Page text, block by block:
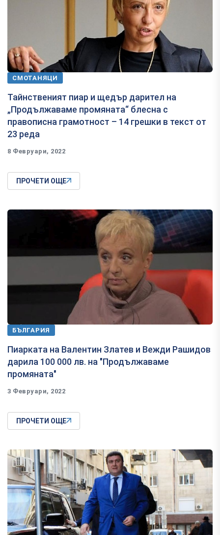
СМОТАНЯЦИ
Тайнственият пиар и щедър дарител на
„Продължаваме промяната“ блесна с
правописна грамотност – 14 грешки в текст от
23 реда
8 Февруари, 2022
ПРОЧЕТИ ОЩЕ
БЪЛГАРИЯ
Пиарката на Валентин Златев и Вежди Рашидов
дарила 100 000 лв. на "Продължаваме
промяната"
3 Февруари, 2022
ПРОЧЕТИ ОЩЕ